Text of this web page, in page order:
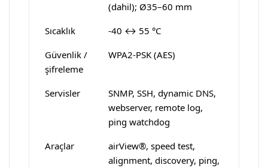
(dahil); Ø35–60 mm
Sıcaklık
-40 ↔ 55 °C
Güvenlik /
şifreleme
WPA2-PSK (AES)
Servisler
SNMP, SSH, dynamic DNS,
webserver, remote log,
ping watchdog
Araçlar
airView®, speed test,
alignment, discovery, ping,